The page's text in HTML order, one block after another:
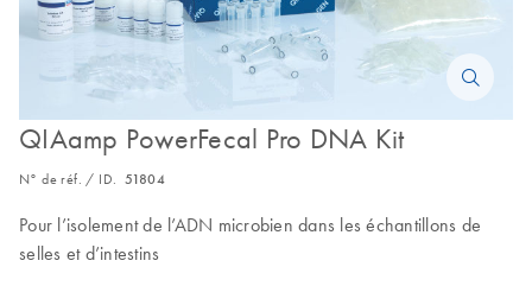
QIAamp PowerFecal Pro DNA Kit
N° de réf. / ID.51804
Pour l’isolement de l’ADN microbien dans les échantillons de
selles et d’intestins